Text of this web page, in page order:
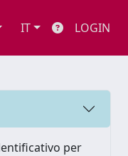
IT LOGIN
per